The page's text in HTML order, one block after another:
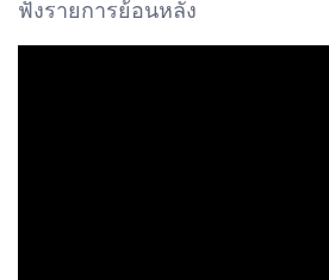
ฟังรายการย้อนหลัง